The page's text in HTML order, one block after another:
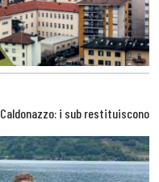
i sub restituiscono